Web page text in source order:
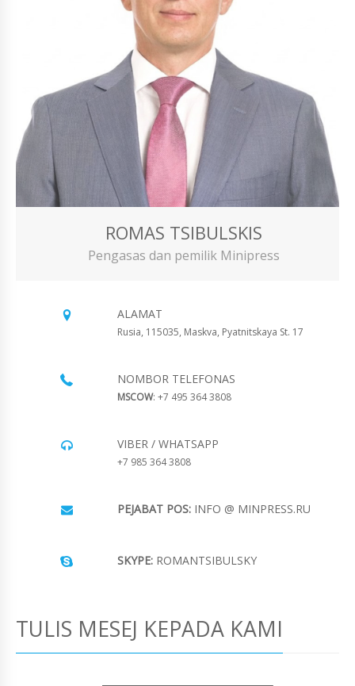
ROMAS TSIBULSKIS
Pengasas dan pemilik Minipress
ALAMAT
Rusia, 115035, Maskva, Pyatnitskaya St. 17
NOMBOR TELEFONAS
MSCOW: +7 495 364 3808
VIBER / WHATSAPP
+7 985 364 3808
PEJABAT POS: INFO @ MINPRESS.RU
SKYPE: ROMANTSIBULSKY
TULIS MESEJ KEPADA KAMI